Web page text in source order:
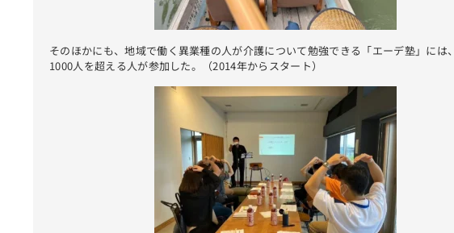
そのほかにも、地域で働く異業種の人が介護について勉強できる「エーデ塾」には
1000人を超える人が参加した。（2014年からスタート）